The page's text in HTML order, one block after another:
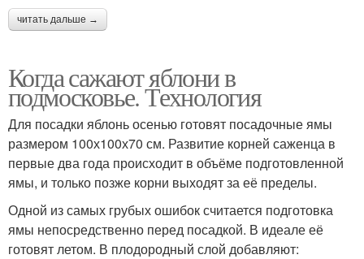
читать дальше →
Когда сажают яблони в
подмосковье. Технология
Для посадки яблонь осенью готовят посадочные ямы
размером 100х100х70 см. Развитие корней саженца в
первые два года происходит в объёме подготовленной
ямы, и только позже корни выходят за её пределы.
Одной из самых грубых ошибок считается подготовка
ямы непосредственно перед посадкой. В идеале её
готовят летом. В плодородный слой добавляют: